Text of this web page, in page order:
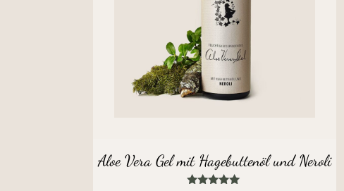
Aloe Vera Gel mit Hagebuttenöl und Neroli